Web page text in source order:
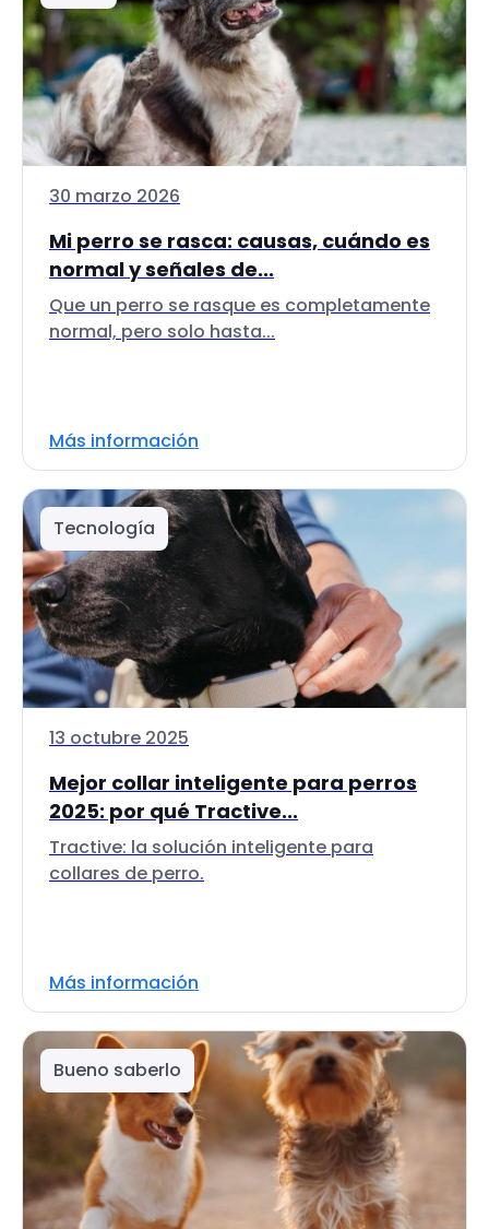
30 marzo 2026
Mi perro se rasca: causas, cuándo es
normal y señales de...
Que un perro se rasque es completamente
normal, pero solo hasta...
Más información
Tecnología
13 octubre 2025
Mejor collar inteligente para perros
2025: por qué Tractive...
Tractive: la solución inteligente para
collares de perro.
Más información
Bueno saberlo